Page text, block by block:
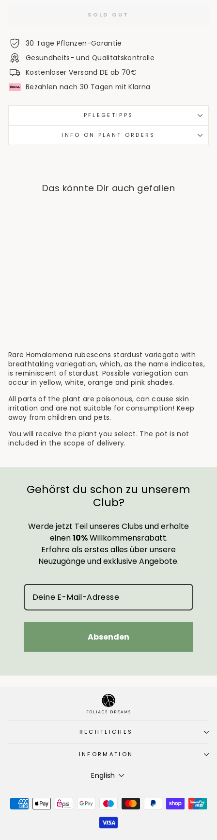
SOLD OUT
30 Tage Pflanzen-Garantie
Gesundheits- und Qualitätskontrolle
Kostenloser Versand DE ab 70€
Bezahlen nach 30 Tagen mit Klarna
PFLEGETIPPS
INFO ON PLANT ORDERS
Das könnte Dir auch gefallen
Rare Homalomena rubescens stardust variegata with
breathtaking variegation, which, as the name indicates,
is reminiscent of stardust. Possible variegation can
occur in yellow, white, orange and pink shades.
All parts of the plant are poisonous, can cause skin
irritation and are not suitable for consumption! Keep
away from children and pets.
You will receive the plant you select. The pot is not
included in the scope of delivery.
Gehörst du schon zu unserem
Club?
Werde jetzt Teil unseres Clubs und erhalte
einen10%Willkommensrabatt.
Erfahre als erstes alles über unsere
Neuzugänge und exklusive Angebote.
Absenden
RECHTLICHES
INFORMATION
Language
English